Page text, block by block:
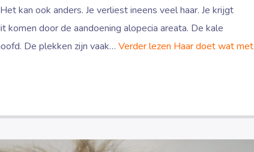
kan ook anders. Je verliest ineens veel haar. Je krijgt
komen door de aandoening alopecia areata. De kale
De plekken zijn vaak… Verder lezen Haar doet wat met